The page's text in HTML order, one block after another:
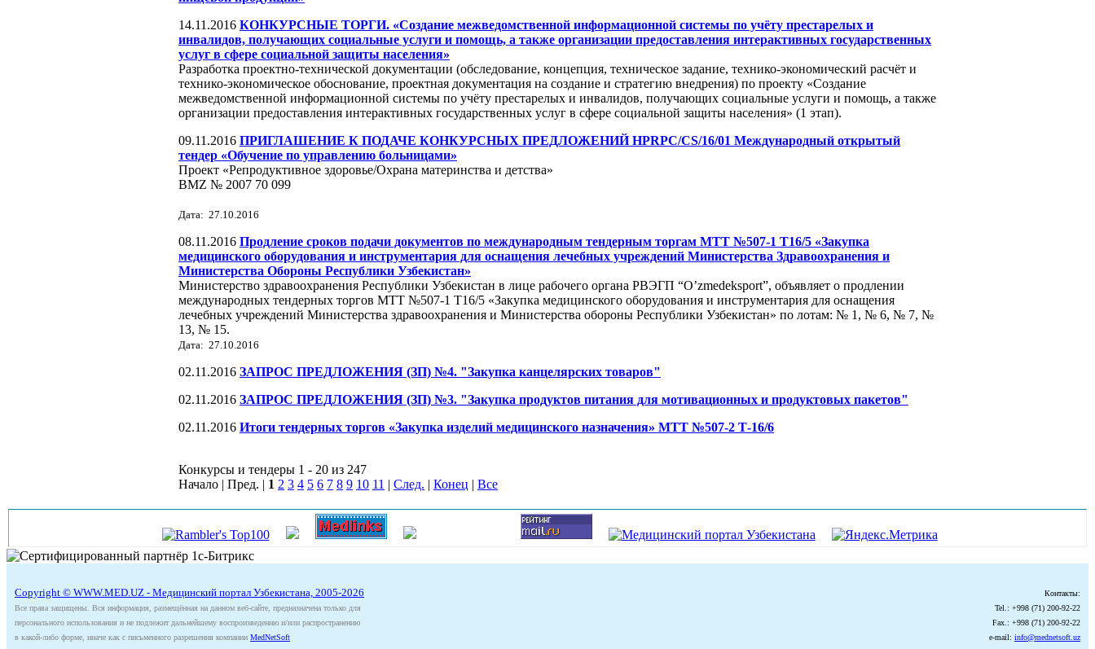
14.11.2016 КОНКУРСНЫЕ ТОРГИ. «Создание межведомственной информационной системы по учёту престарелых и
инвалидов, получающих социальные услуги и помощь, а также организации предоставления интерактивных государственных
услуг в сфере социальной защиты населения»
Разработка проектно-технической документации (обследование, концепция, техническое задание, технико-экономический расчёт и
технико-экономическое обоснование, проектная документация на создание и стратегию внедрения) по проекту «Создание
межведомственной информационной системы по учёту престарелых и инвалидов, получающих социальные услуги и помощь, а также
организации предоставления интерактивных государственных услуг в сфере социальной защиты населения» (1 этап).
09.11.2016 ПРИГЛАШЕНИЕ К ПОДАЧЕ КОНКУРСНЫХ ПРЕДЛОЖЕНИЙ HPRPC/CS/16/01 Международный открытый
тендер «Обучение по управлению больницами»
Проект «Репродуктивное здоровье/Охрана материнства и детства»
BMZ № 2007 70 099
Дата: 27.10.2016
08.11.2016 Продление сроков подачи документов по международным тендерным торгам МТТ №507-1 Т16/5 «Закупка
медицинского оборудования и инструментария для оснащения лечебных учреждений Министерства Здравоохранения и
Министерства Обороны Республики Узбекистан»
Министерство здравоохранения Республики Узбекистан в лице рабочего органа РВЭГП “O’zmedeksport”, объявляет о продлении
международных тендерных торгов МТТ №507-1 Т16/5 «Закупка медицинского оборудования и инструментария для оснащения
лечебных учреждений Министерства здравоохранения и Министерства обороны Республики Узбекистан» по лотам: № 1, № 6, № 7, №
13, № 15.
Дата: 27.10.2016
02.11.2016 ЗАПРОС ПРЕДЛОЖЕНИЯ (ЗП) №4. "Закупка канцелярских товаров"
02.11.2016 ЗАПРОС ПРЕДЛОЖЕНИЯ (ЗП) №3. "Закупка продуктов питания для мотивационных и продуктовых пакетов"
02.11.2016 Итоги тендерных торгов «Закупка изделий медицинского назначения» МТТ №507-2 Т-16/6
Конкурсы и тендеры 1 - 20 из 247
Начало | Пред. | 1 2 3 4 5 6 7 8 9 10 11 | След. | Конец | Все
Copyright © WWW.MED.UZ - Медицинский портал Узбекистана, 2005-2026
Все права защищены. Вся информация, размещённая на данном веб-сайте, предназначена только для
персонального использования и не подлежит дальнейшему воспроизведению и/или распространению
в какой-либо форме, иначе как с письменного разрешения компании MedNetSoft
Контакты:
Tel.: +998 (71) 200-92-22
Fax.: +998 (71) 200-92-22
e-mail: info@mednetsoft.uz